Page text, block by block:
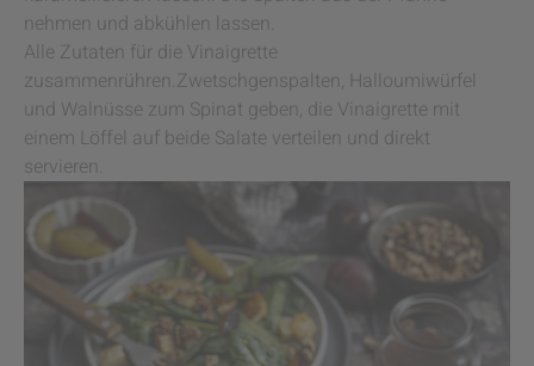
nehmen und abkühlen lassen.
Alle Zutaten für die Vinaigrette
zusammenrühren.Zwetschgenspalten, Halloumiwürfel
und Walnüsse zum Spinat geben, die Vinaigrette mit
einem Löffel auf beide Salate verteilen und direkt
servieren.